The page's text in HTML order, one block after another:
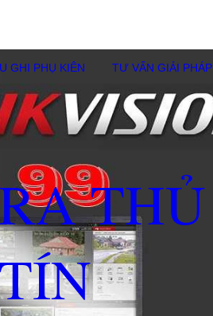
GHI PHỤ KIÊN TƯ VẤN GIẢI PHÁP
THỦ